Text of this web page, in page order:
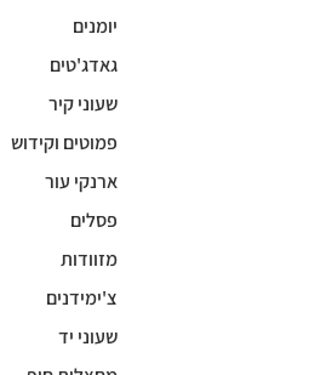
יומנים
גאדג'טים
שעוני קיר
פמוטים וקידוש
ארנקי עור
פסלים
מזוודות
צ'ימידנים
שעוני יד